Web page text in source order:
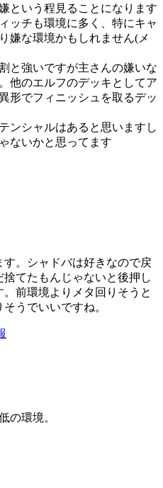
という程見ることになります
ッチも環境に多く、特にキャ
嫌な環境かもしれません(メ
と強いですが主さんの嫌いな
他のエルフのデッキとしてア
形でフィニッシュを取るデッ
ンシャルはあると思いますし
ないかと思ってます
。シャドバは好きなので戻
てたもんじゃないと後押し
前環境よりメタ回りそうと
うでいいですね。
の環境。